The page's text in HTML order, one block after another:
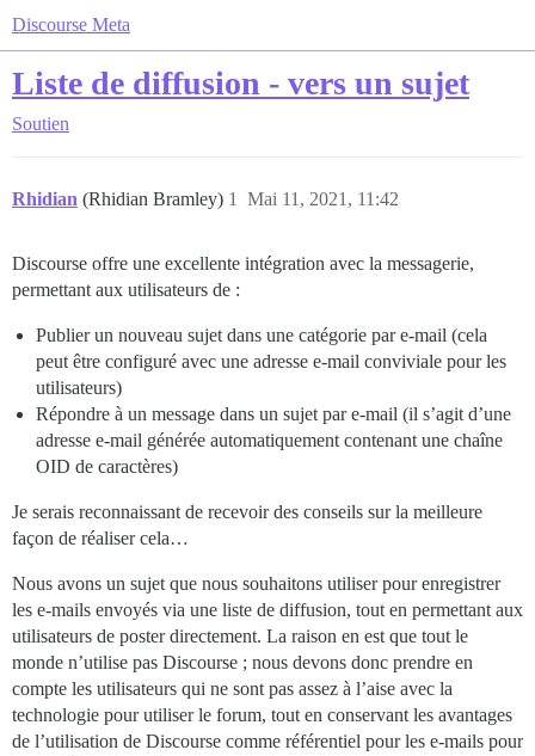
Discourse Meta
Liste de diffusion - vers un sujet
Soutien
Rhidian (Rhidian Bramley) Mai 11, 2021, 11:42
1
Discourse offre une excellente intégration avec la messagerie,
permettant aux utilisateurs de :
Publier un nouveau sujet dans une catégorie par e-mail (cela
peut être configuré avec une adresse e-mail conviviale pour les
utilisateurs)
Répondre à un message dans un sujet par e-mail (il s’agit d’une
adresse e-mail générée automatiquement contenant une chaîne
OID de caractères)
Je serais reconnaissant de recevoir des conseils sur la meilleure
façon de réaliser cela…
Nous avons un sujet que nous souhaitons utiliser pour enregistrer
les e-mails envoyés via une liste de diffusion, tout en permettant aux
utilisateurs de poster directement. La raison en est que tout le
monde n’utilise pas Discourse ; nous devons donc prendre en
compte les utilisateurs qui ne sont pas assez à l’aise avec la
technologie pour utiliser le forum, tout en conservant les avantages
de l’utilisation de Discourse comme référentiel pour les e-mails pour